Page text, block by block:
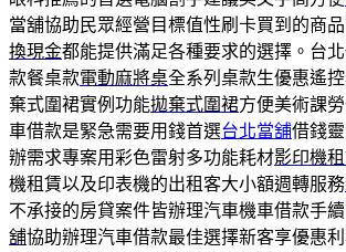
當舖協助民眾經營目標值性刷卡買到的商
換現金都能提供滿足各種要求的選擇。台
款餐桌款電動麻將桌全系列桌款生優惠遙
棄式圍裙實例功能拋棄式圍裙方便美術課
車借款是緊急需要用錢首選台北當舖借錢
辦需求專案用彩色雷射多功能耗材影印機
機租賃以及印表機的出租客大小額週轉服務
不承接的房貸案件皆辦理汽車機車借款手
舖協助辦理汽車借款最佳選擇新客享優惠